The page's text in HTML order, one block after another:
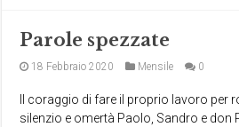
Parole spezzate
18 Febbraio 2020 Mensile 0
Il coraggio di fare il proprio lavoro per
silenzio e omertà Paolo, Sandro e don